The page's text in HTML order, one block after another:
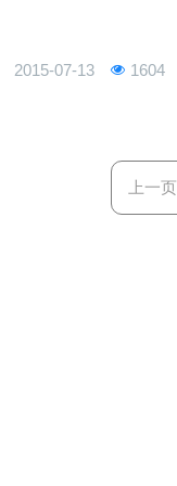
2015-07-13 1604
上一页